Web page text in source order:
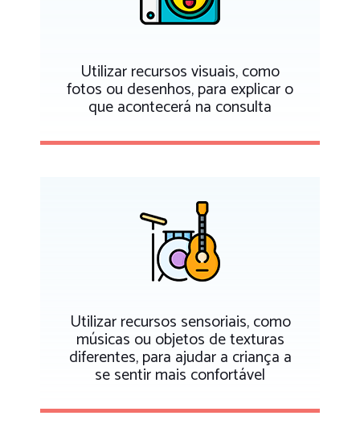
Utilizar recursos visuais, como
fotos ou desenhos, para explicar o
que acontecerá na consulta
Utilizar recursos sensoriais, como
músicas ou objetos de texturas
diferentes, para ajudar a criança a
se sentir mais confortável